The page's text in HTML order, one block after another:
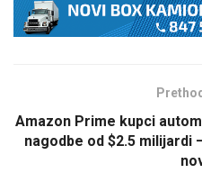
Amazon Prime kupci
nagodbe od $2.5 milijardi